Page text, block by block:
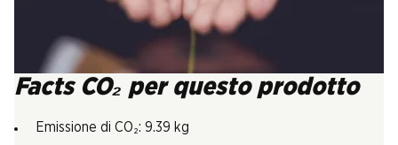
Facts CO₂ per questo prodotto
Emissione di CO₂: 9.39 kg